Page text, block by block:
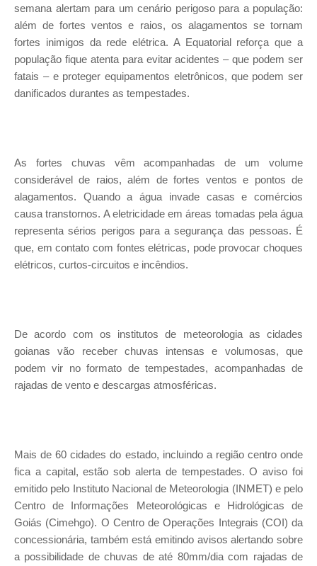
semana alertam para um cenário perigoso para a população:
além de fortes ventos e raios, os alagamentos se tornam
fortes inimigos da rede elétrica. A Equatorial reforça que a
população fique atenta para evitar acidentes – que podem ser
fatais – e proteger equipamentos eletrônicos, que podem ser
danificados durantes as tempestades.
As fortes chuvas vêm acompanhadas de um volume
considerável de raios, além de fortes ventos e pontos de
alagamentos. Quando a água invade casas e comércios
causa transtornos. A eletricidade em áreas tomadas pela água
representa sérios perigos para a segurança das pessoas. É
que, em contato com fontes elétricas, pode provocar choques
elétricos, curtos-circuitos e incêndios.
De acordo com os institutos de meteorologia as cidades
goianas vão receber chuvas intensas e volumosas, que
podem vir no formato de tempestades, acompanhadas de
rajadas de vento e descargas atmosféricas.
Mais de 60 cidades do estado, incluindo a região centro onde
fica a capital, estão sob alerta de tempestades. O aviso foi
emitido pelo Instituto Nacional de Meteorologia (INMET) e pelo
Centro de Informações Meteorológicas e Hidrológicas de
Goiás (Cimehgo). O Centro de Operações Integrais (COI) da
concessionária, também está emitindo avisos alertando sobre
a possibilidade de chuvas de até 80mm/dia com rajadas de